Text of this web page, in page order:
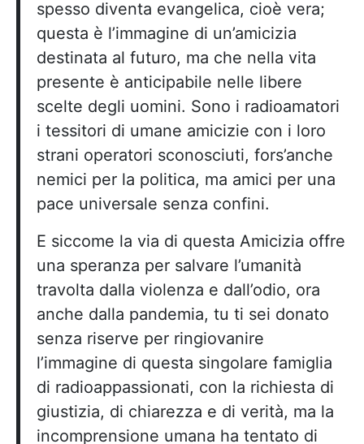
spesso diventa evangelica, cioè vera;
questa è l’immagine di un’amicizia
destinata al futuro, ma che nella vita
presente è anticipabile nelle libere
scelte degli uomini. Sono i radioamatori
i tessitori di umane amicizie con i loro
strani operatori sconosciuti, fors’anche
nemici per la politica, ma amici per una
pace universale senza confini.
E siccome la via di questa Amicizia offre
una speranza per salvare l’umanità
travolta dalla violenza e dall’odio, ora
anche dalla pandemia, tu ti sei donato
senza riserve per ringiovanire
l’immagine di questa singolare famiglia
di radioappassionati, con la richiesta di
giustizia, di chiarezza e di verità, ma la
incomprensione umana ha tentato di